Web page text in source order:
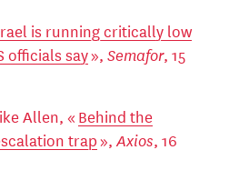
is running critically low
officials say», Semafor, 15
Allen, «Behind the
trap»,Axios, 16